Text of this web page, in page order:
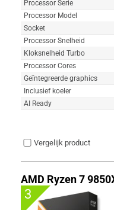
Processor Serie
Processor Model
Socket
Processor Snelheid
Kloksnelheid Turbo
Processor Cores
Geïntegreerde graphics
Inclusief koeler
AI Ready
Vergelijk product
AMD Ryzen 7
3